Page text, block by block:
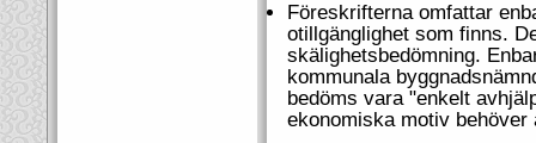
Föreskrifterna omfattar
otillgänglighet som finns.
skälighetsbedömning.
kommunala
bedöms vara "enkelt
ekonomiska motiv behöver